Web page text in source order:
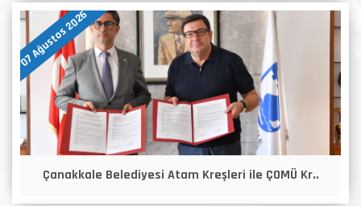
07 Ağustos 2026
Çanakkale Belediyesi Atam Kreşleri ile ÇOMÜ Kr..